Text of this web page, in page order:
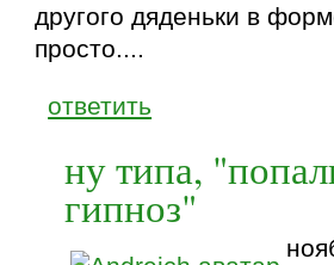
другого дяденьки в
просто....
ответить
ну типа,
гипноз"